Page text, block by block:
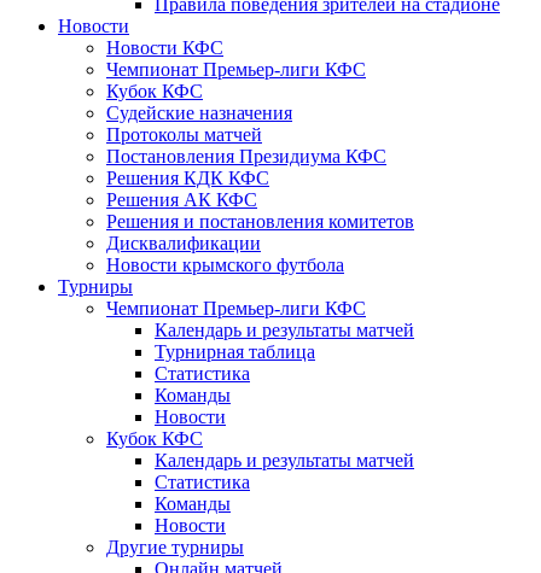
Правила поведения зрителей на стадионе
Новости
Новости КФС
Чемпионат Премьер-лиги КФС
Кубок КФС
Судейские назначения
Протоколы матчей
Постановления Президиума КФС
Решения КДК КФС
Решения АК КФС
Решения и постановления комитетов
Дисквалификации
Новости крымского футбола
Турниры
Чемпионат Премьер-лиги КФС
Календарь и результаты матчей
Турнирная таблица
Статистика
Команды
Новости
Кубок КФС
Календарь и результаты матчей
Статистика
Команды
Новости
Другие турниры
Онлайн матчей